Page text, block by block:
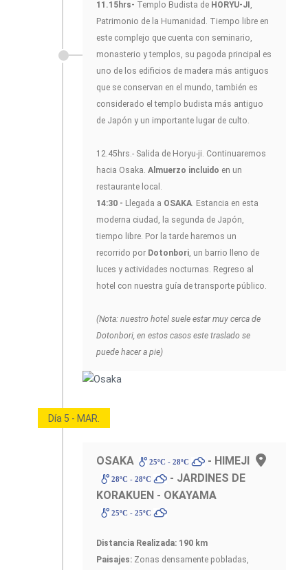
11.15hrs- Templo Budista de HORYU-JI
Patrimonio de la Humanidad. Tiempo libre en
este complejo que cuenta con seminario,
monasterio y templos, su pagoda principal es
uno de los edificios de madera más antiguos
que se conservan en el mundo, también es
considerado el templo budista más antiguo
de Japón y un importante lugar de culto.
12.45hrs.- Salida de Horyu-ji. Continuaremos
hacia Osaka. Almuerzo incluido en un
restaurante local.
14:30 - Llegada a OSAKA . Estancia en esta
moderna ciudad, la segunda de Japón,
tiempo libre. Por la tarde haremos un
recorrido por Dotonbori , un barrio lleno de
luces y actividades nocturnas. Regreso al
hotel con nuestra guía de transporte público.
(Nota: nuestro hotel suele estar muy cerca de
Dotonbori, en estos casos este traslado se
puede hacer a pie)
Día 5 - MAR.
OSAKA 25ºC - 28ºC - HIMEJI
28ºC - 28ºC
- JARDINES DE
KORAKUEN - OKAYAMA
25ºC - 25ºC
Distancia Realizada: 190 km
Paisajes: Zonas densamente pobladas,